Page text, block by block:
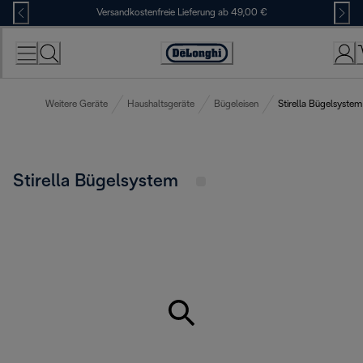
Skip
to
Content
Versandkostenfreie Lieferung ab 49,00 €
Erklärung
Zugänglichkeit
Weitere Geräte Haushaltsgeräte Bügeleisen Stirella Bügelsystem
Stirella Bügelsystem